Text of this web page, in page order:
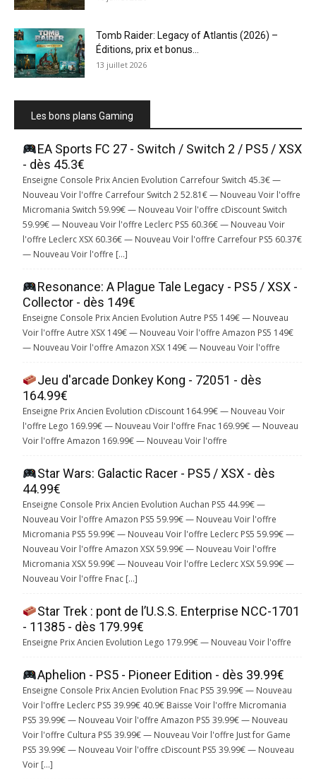
Tomb Raider: Legacy of Atlantis (2026) –
Éditions, prix et bonus...
13 juillet 2026
Les bons plans Gaming
EA Sports FC 27 - Switch / Switch 2 / PS5 / XSX
- dès 45.3€
Enseigne Console Prix Ancien Evolution Carrefour Switch 45.3€ —
Nouveau Voir l'offre Carrefour Switch 2 52.81€ — Nouveau Voir l'offre
Micromania Switch 59.99€ — Nouveau Voir l'offre cDiscount Switch
59.99€ — Nouveau Voir l'offre Leclerc PS5 60.36€ — Nouveau Voir
l'offre Leclerc XSX 60.36€ — Nouveau Voir l'offre Carrefour PS5 60.37€
— Nouveau Voir l'offre […]
Resonance: A Plague Tale Legacy - PS5 / XSX -
Collector - dès 149€
Enseigne Console Prix Ancien Evolution Autre PS5 149€ — Nouveau
Voir l'offre Autre XSX 149€ — Nouveau Voir l'offre Amazon PS5 149€
— Nouveau Voir l'offre Amazon XSX 149€ — Nouveau Voir l'offre
Jeu d'arcade Donkey Kong - 72051 - dès
164.99€
Enseigne Prix Ancien Evolution cDiscount 164.99€ — Nouveau Voir
l'offre Lego 169.99€ — Nouveau Voir l'offre Fnac 169.99€ — Nouveau
Voir l'offre Amazon 169.99€ — Nouveau Voir l'offre
Star Wars: Galactic Racer - PS5 / XSX - dès
44.99€
Enseigne Console Prix Ancien Evolution Auchan PS5 44.99€ —
Nouveau Voir l'offre Amazon PS5 59.99€ — Nouveau Voir l'offre
Micromania PS5 59.99€ — Nouveau Voir l'offre Leclerc PS5 59.99€ —
Nouveau Voir l'offre Amazon XSX 59.99€ — Nouveau Voir l'offre
Micromania XSX 59.99€ — Nouveau Voir l'offre Leclerc XSX 59.99€ —
Nouveau Voir l'offre Fnac […]
Star Trek : pont de l’U.S.S. Enterprise NCC-1701
- 11385 - dès 179.99€
Enseigne Prix Ancien Evolution Lego 179.99€ — Nouveau Voir l'offre
Aphelion - PS5 - Pioneer Edition - dès 39.99€
Enseigne Console Prix Ancien Evolution Fnac PS5 39.99€ — Nouveau
Voir l'offre Leclerc PS5 39.99€ 40.9€ Baisse Voir l'offre Micromania
PS5 39.99€ — Nouveau Voir l'offre Amazon PS5 39.99€ — Nouveau
Voir l'offre Cultura PS5 39.99€ — Nouveau Voir l'offre Just for Game
PS5 39.99€ — Nouveau Voir l'offre cDiscount PS5 39.99€ — Nouveau
Voir […]